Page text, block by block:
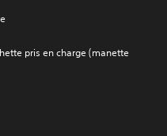
pris en charge (manette